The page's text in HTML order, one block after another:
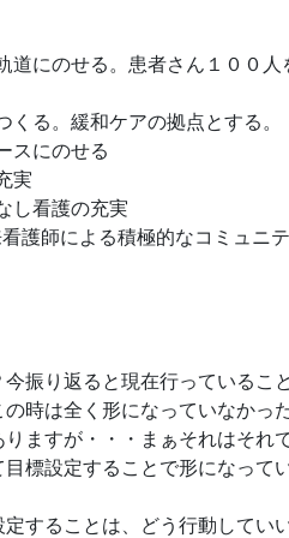
にのせる。患者さん１００人
る。緩和ケアの拠点とする。
にのせる
実
看護の充実
護師による積極的なコミュニ
今振り返ると現在行っている
の時は全く形になっていなかっ
ますが・・・まぁそれはそれ
標設定することで形になって
することは、どう行動してい